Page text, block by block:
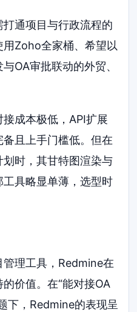
打通项目与行政流程的
Zoho全家桶、希望以
OA审批联动的外贸、
成本极低，API扩展
且上手门槛低。但在
时，其甘特图渲染与
具略显单薄，选型时
理工具，Redmine在
价值。在“能对接OA
下，Redmine的表现呈